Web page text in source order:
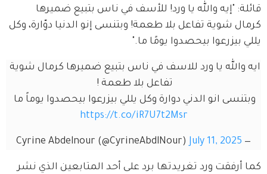
قائلة: "إيه والله يا ورد! للأسف في ناس بتبيع ضميرها
كرمال شوية تفاعل بلا طعمة! وبتنسى إنو الدنيا دوّارة، وكل
يللي بيزرعوا بيحصدوا يومًا ما."
ايه والله يا ورد للاسف في ناس بتبيع ضميرها كرمال شوية
تفاعل بلا طعمة !
وبتنسى انو الدني دوارة وكل يللي بيزرعوا بيحصدوا يوماً ما
https://t.co/iR7U7t2Msr
— Cyrine Abdelnour (@CyrineAbdlNour)
July 11, 2025
كما أرفقت ورد تغريدتها برد على أحد المتابعين الذي نشر